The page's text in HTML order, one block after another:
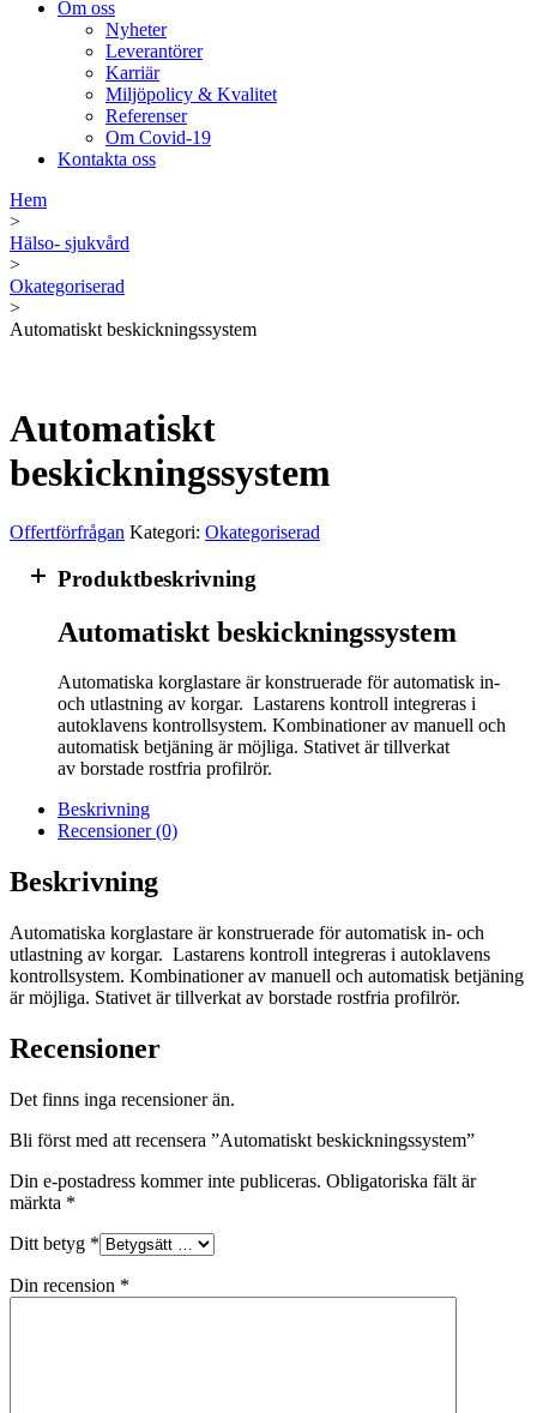
Om oss
Nyheter
Leverantörer
Karriär
Miljöpolicy & Kvalitet
Referenser
Om Covid-19
Kontakta oss
Hem
>
Hälso- sjukvård
>
Okategoriserad
>
Automatiskt beskickningssystem
Automatiskt
beskickningssystem
Offertförfrågan Kategori: Okategoriserad
Produktbeskrivning
Automatiskt beskickningssystem
Automatiska korglastare är konstruerade för automatisk in-
och utlastning av korgar. Lastarens kontroll integreras i
autoklavens kontrollsystem. Kombinationer av manuell och
automatisk betjäning är möjliga. Stativet är tillverkat
av borstade rostfria profilrör.
Beskrivning
Recensioner (0)
Beskrivning
Automatiska korglastare är konstruerade för automatisk in- och
utlastning av korgar. Lastarens kontroll integreras i autoklavens
kontrollsystem. Kombinationer av manuell och automatisk betjäning
är möjliga. Stativet är tillverkat av borstade rostfria profilrör.
Recensioner
Det finns inga recensioner än.
Bli först med att recensera ”Automatiskt beskickningssystem”
Din e-postadress kommer inte publiceras. Obligatoriska fält är
märkta *
Ditt betyg *
Din recension *